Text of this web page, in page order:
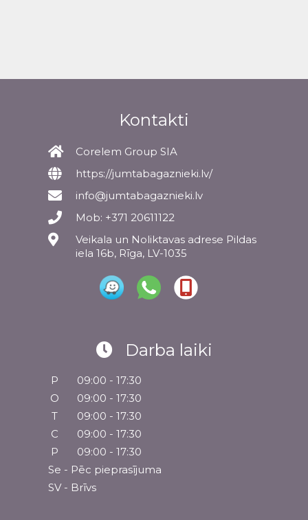
Kontakti
Corelem Group SIA
https://jumtabagaznieki.lv/
info@jumtabagaznieki.lv
Mob: +371 20611122
Veikala un Noliktavas adrese Pildas
iela 16b, Rīga, LV-1035
Darba laiki
P
09:00 - 17:30
O
09:00 - 17:30
T
09:00 - 17:30
C
09:00 - 17:30
P
09:00 - 17:30
Se - Pēc pieprasījuma
SV - Brīvs